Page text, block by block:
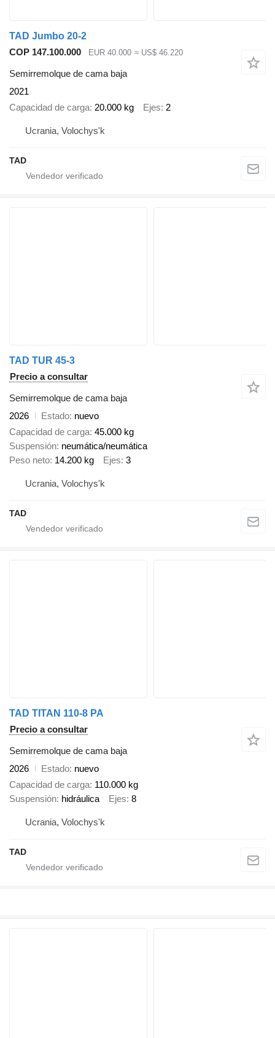
TAD Jumbo 20-2
COP 147.100.000
EUR 40.000 ≈ US$ 46.220
Semirremolque de cama baja
2021
Capacidad de carga 20.000 kg Ejes 2
Ucrania, Volochys'k
TAD
TAD TUR 45-3
Precio a consultar
Semirremolque de cama baja
2026
Estado nuevo
Capacidad de carga 45.000 kg
Suspensión neumática/neumática
Peso neto 14.200 kg Ejes 3
Ucrania, Volochys'k
TAD
TAD TITAN 110-8 PA
Precio a consultar
Semirremolque de cama baja
2026
Estado nuevo
Capacidad de carga 110.000 kg
Suspensión hidráulica Ejes 8
Ucrania, Volochys'k
TAD